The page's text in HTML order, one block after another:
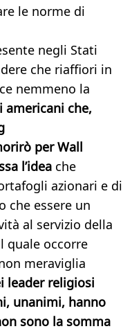
le norme di
negli Stati
che riaffiori in
nemmeno la
che,
per Wall
l’idea che
azionari e di
che essere un
al servizio della
quale occorre
meraviglia
leader religiosi
unanimi, hanno
sono la somma